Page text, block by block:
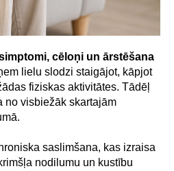
cēloņi un ārstēšana
lielu slodzi staigājot, kāpjot
fiziskas aktivitātes. Tādēļ
no visbiežāk skartajām
saslimšana, kas izraisa
nodilumu un kustību